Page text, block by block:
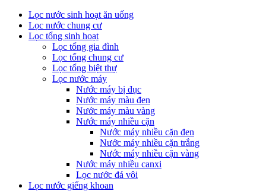
Lọc nước sinh hoạt ăn uống
Lọc nước chung cư
Lọc tổng sinh hoạt
Lọc tổng gia đình
Lọc tổng chung cư
Lọc tổng biệt thự
Lọc nước máy
Nước máy bị đục
Nước máy màu đen
Nước máy màu vàng
Nước máy nhiều cặn
Nước máy nhiều cặn đen
Nước máy nhiều cặn trắng
Nước máy nhiều cặn vàng
Nước máy nhiều canxi
Lọc nước đá vôi
Lọc nước giếng khoan